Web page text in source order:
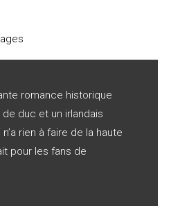
romance historique
duc et un irlandais
rien à faire de la haute
pour les fans de